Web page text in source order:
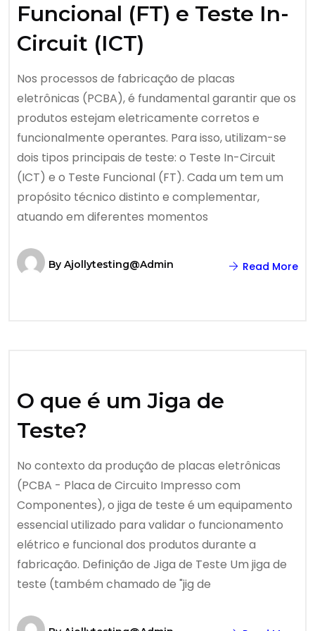
Funcional (FT) e Teste In-
Circuit (ICT)
Nos processos de fabricação de placas
eletrônicas (PCBA), é fundamental garantir que os
produtos estejam eletricamente corretos e
funcionalmente operantes. Para isso, utilizam-se
dois tipos principais de teste: o Teste In-Circuit
(ICT) e o Teste Funcional (FT). Cada um tem um
propósito técnico distinto e complementar,
atuando em diferentes momentos
By Ajollytesting@admin Read More
O que é um Jiga de
Teste?
No contexto da produção de placas eletrônicas
(PCBA - Placa de Circuito Impresso com
Componentes), o jiga de teste é um equipamento
essencial utilizado para validar o funcionamento
elétrico e funcional dos produtos durante a
fabricação. Definição de Jiga de Teste Um jiga de
teste (também chamado de "jig de